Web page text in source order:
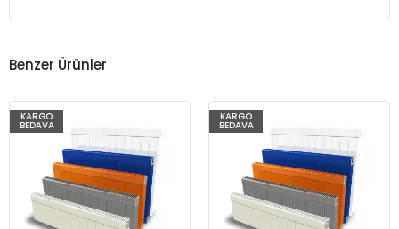
Benzer Ürünler
KARGO
BEDAVA
KARGO
BEDAVA